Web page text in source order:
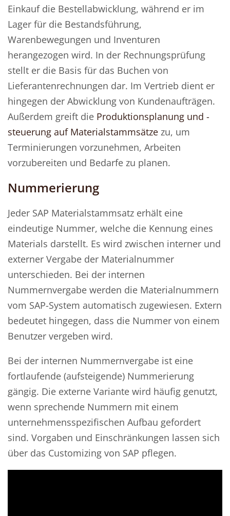
Einkauf die Bestellabwicklung, während er im
Lager für die Bestandsführung,
Warenbewegungen und Inventuren
herangezogen wird. In der Rechnungsprüfung
stellt er die Basis für das Buchen von
Lieferantenrechnungen dar. Im Vertrieb dient er
hingegen der Abwicklung von Kundenaufträgen.
Außerdem greift die Produktionsplanung und -
steuerung auf Materialstammsätze zu, um
Terminierungen vorzunehmen, Arbeiten
vorzubereiten und Bedarfe zu planen.
Nummerierung
Jeder SAP Materialstammsatz erhält eine
eindeutige Nummer, welche die Kennung eines
Materials darstellt. Es wird zwischen interner und
externer Vergabe der Materialnummer
unterschieden. Bei der internen
Nummernvergabe werden die Materialnummern
vom SAP-System automatisch zugewiesen. Extern
bedeutet hingegen, dass die Nummer von einem
Benutzer vergeben wird.
Bei der internen Nummernvergabe ist eine
fortlaufende (aufsteigende) Nummerierung
gängig. Die externe Variante wird häufig genutzt,
wenn sprechende Nummern mit einem
unternehmensspezifischen Aufbau gefordert
sind. Vorgaben und Einschränkungen lassen sich
über das Customizing von SAP pflegen.